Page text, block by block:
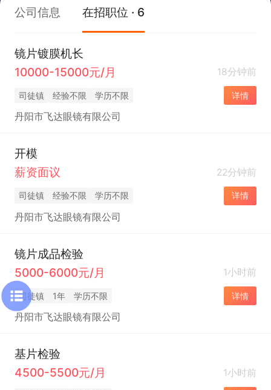
公司信息 在招职位 · 6
镜片镀膜机长
10000-15000元/月
18分钟前
司徒镇 经验不限 学历不限 详情
丹阳市飞达眼镜有限公司
开模
薪资面议
22分钟前
司徒镇 经验不限 学历不限 详情
丹阳市飞达眼镜有限公司
镜片成品检验
5000-6000元/月
1小时前
司徒镇 1年 学历不限 详情
丹阳市飞达眼镜有限公司
基片检验
4500-5500元/月
1小时前